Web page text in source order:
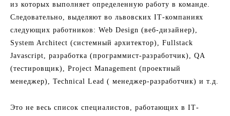
из которых выполняет определенную работу в команде.
Следовательно, выделяют во львовских ІТ-компаниях
следующих работников: Web Design (веб-дизайнер),
System Architect (системный архитектор), Fullstack
Javascript, разработка (программист-разработчик), QA
(тестировщик), Project Management (проектный
менеджер), Technical Lead ( менеджер-разработчик) и т.д.
Это не весь список специалистов, работающих в ІТ-